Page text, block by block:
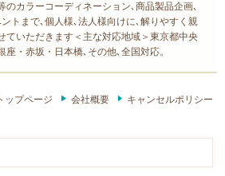
のカラーコーディネーション､商品製品企画､
トまで､個人様､法人様向けに､解りやすく親
ていただきます＜主な対応地域＞東京都中央
座・赤坂・日本橋､その他､全国対応。
ップページ 会社概要 キャンセルポリシー